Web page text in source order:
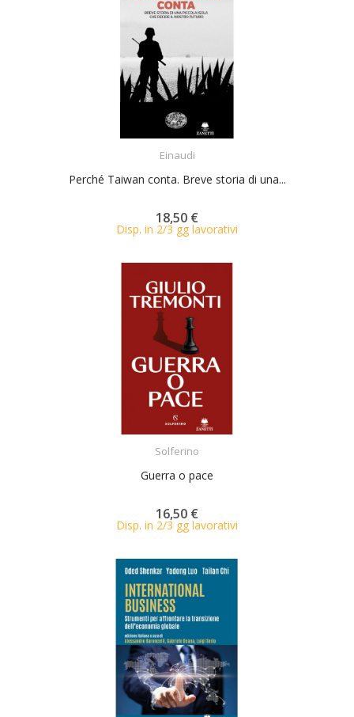
Einaudi
Perché Taiwan conta. Breve storia di una...
18,50 €
Disp. in 2/3 gg lavorativi
Solferino
Guerra o pace
16,50 €
Disp. in 2/3 gg lavorativi